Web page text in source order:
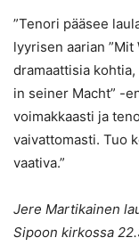
”Tenori pääsee
lyyrisen aarian ”Mit
dramaattisia
in seiner Macht” -
voimakkaasti ja
vaivattomasti. Tuo
vaativa.”
Jere Martikainen
Sipoon kirkossa